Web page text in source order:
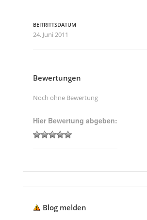
BEITRITTSDATUM
24. Juni 2011
Bewertungen
Noch ohne Bewertung
Hier Bewertung abgeben:
Blog melden